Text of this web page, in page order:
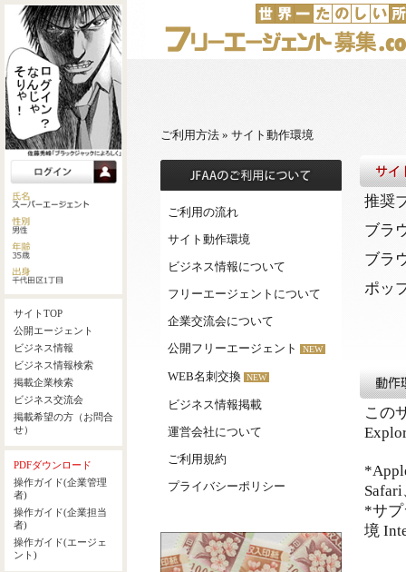
ご利用方法 » サイト動作環境
ご利用の流れ
サイト動作環境
ビジネス情報について
フリーエージェントについて
企業交流会について
公開フリーエージェント
NEW
WEB名刺交換 NEW
ビジネス情報掲載
運営会社について
ご利用規約
プライバシーポリシー
推奨
ブラ
ブラ
ポッ
この
*サプ
境